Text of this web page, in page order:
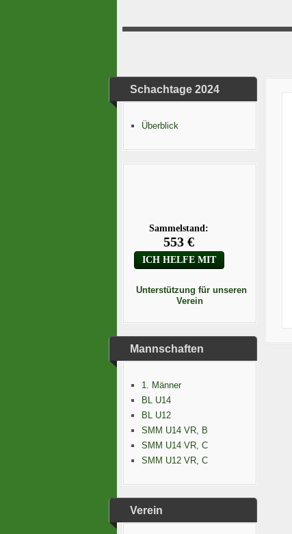
Schachtage 2024
Überblick
Unterstützung für unseren
Verein
Mannschaften
1. Männer
BL U14
BL U12
SMM U14 VR, B
SMM U14 VR, C
SMM U12 VR, C
Verein